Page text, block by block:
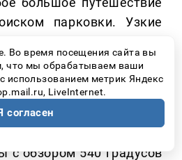
парковки. Узкие
здесь многие начинают
автомобиля.
кругового обзора
с обзором 540 градусов
Во время посещения сайта вы
что мы обрабатываем ваши
использованием метрик Яндекс
LiveInternet.
согласен